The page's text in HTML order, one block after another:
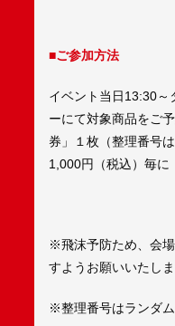
■ご参加方法
イベント当日13:30～
ーにて対象商品をご
券」１枚（整理番号
1,000円（税込）毎に
※飛沫予防ため、会
すようお願いいたし
※整理番号はランダム